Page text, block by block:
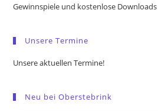
Gewinnspiele und kostenlose Downloads
Unsere Termine
Unsere aktuellen Termine!
Neu bei Oberstebrink